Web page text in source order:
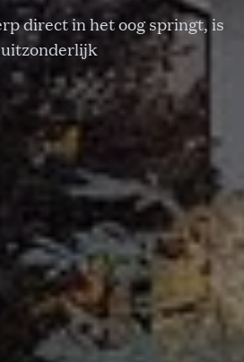
direct in het oog springt, is